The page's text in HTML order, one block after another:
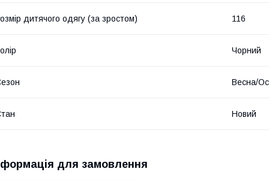
дитячого одягу (за зростом) 116
Чорний
Весна/
Новий
для замовлення